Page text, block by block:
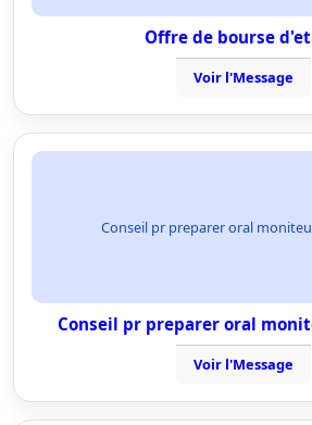
Offre de bourse
Voir l'Message
Conseil pr preparer oral
Conseil pr preparer oral
Voir l'Message